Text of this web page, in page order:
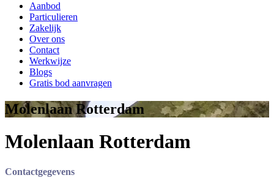
Aanbod
Particulieren
Zakelijk
Over ons
Contact
Werkwijze
Blogs
Gratis bod aanvragen
Molenlaan Rotterdam
Molenlaan Rotterdam
Contactgegevens